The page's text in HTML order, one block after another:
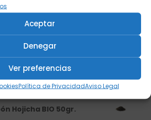
Aceptar
Denegar
Ver preferencias
Política de PrivacidadAviso Legal
Cats" 0,25l.
Hojicha BIO 500 gr.
Hojicha BIO 250 gr.
Hojicha BIO 50gr.